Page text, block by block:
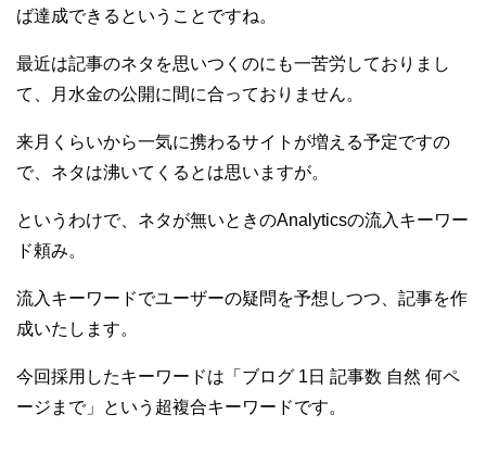
ば達成できるということですね。
最近は記事のネタを思いつくのにも一苦労しておりまし
て、月水金の公開に間に合っておりません。
来月くらいから一気に携わるサイトが増える予定ですの
で、ネタは沸いてくるとは思いますが。
というわけで、ネタが無いときのAnalyticsの流入キーワー
ド頼み。
流入キーワードでユーザーの疑問を予想しつつ、記事を作
成いたします。
今回採用したキーワードは「ブログ 1日 記事数 自然 何ペ
ージまで」という超複合キーワードです。